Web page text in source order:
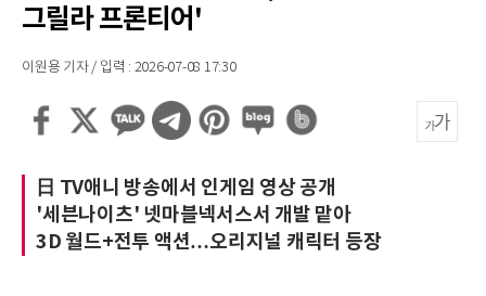
그릴라 프론티어'
이원용 기자 / 입력 : 2026-07-08 17:30
日 TV애니 방송에서 인게임 영상 공개
'세븐나이츠' 넷마블넥서스서 개발 맡아
3D 월드+전투 액션…오리지널 캐릭터 등장